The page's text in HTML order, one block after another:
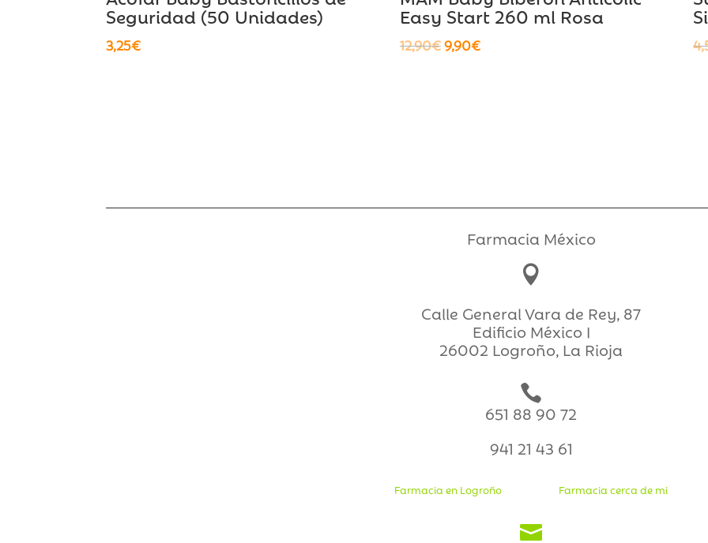
Seguridad (50 Unidades)
3,25€
Easy Start 260 ml Rosa
12,90€El
9,90€El
Farmacia México

Calle General Vara de Rey, 87
Edificio México I
26002 Logroño, La Rioja

651 88 90 72
941 21 43 61
Farmacia en Logroño Farmacia cerca de mi
